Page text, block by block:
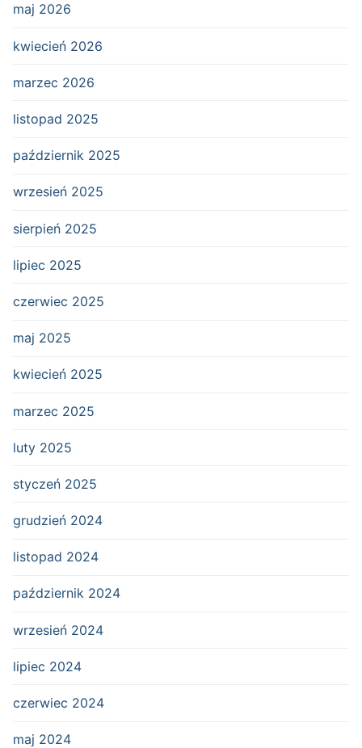
maj 2026
kwiecień 2026
marzec 2026
listopad 2025
październik 2025
wrzesień 2025
sierpień 2025
lipiec 2025
czerwiec 2025
maj 2025
kwiecień 2025
marzec 2025
luty 2025
styczeń 2025
grudzień 2024
listopad 2024
październik 2024
wrzesień 2024
lipiec 2024
czerwiec 2024
maj 2024